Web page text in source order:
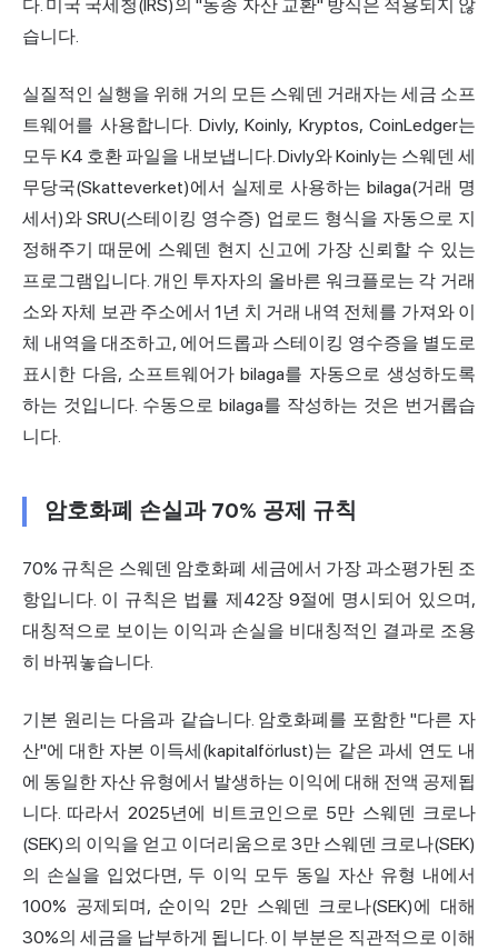
다. 미국 국세청(IRS)의 "동종 자산 교환" 방식은 적용되지 않
습니다.
실질적인 실행을 위해 거의 모든 스웨덴 거래자는 세금 소프
트웨어를 사용합니다. Divly, Koinly, Kryptos, CoinLedger는
모두 K4 호환 파일을 내보냅니다. Divly와 Koinly는 스웨덴 세
무당국(Skatteverket)에서 실제로 사용하는 bilaga(거래 명
세서)와 SRU(스테이킹 영수증) 업로드 형식을 자동으로 지
정해주기 때문에 스웨덴 현지 신고에 가장 신뢰할 수 있는
프로그램입니다. 개인 투자자의 올바른 워크플로는 각 거래
소와 자체 보관 주소에서 1년 치 거래 내역 전체를 가져와 이
체 내역을 대조하고, 에어드롭과 스테이킹 영수증을 별도로
표시한 다음, 소프트웨어가 bilaga를 자동으로 생성하도록
하는 것입니다. 수동으로 bilaga를 작성하는 것은 번거롭습
니다.
암호화폐 손실과 70% 공제 규칙
70% 규칙은 스웨덴 암호화폐 세금에서 가장 과소평가된 조
항입니다. 이 규칙은 법률 제42장 9절에 명시되어 있으며,
대칭적으로 보이는 이익과 손실을 비대칭적인 결과로 조용
히 바꿔놓습니다.
기본 원리는 다음과 같습니다. 암호화폐를 포함한 "다른 자
산"에 대한 자본 이득세(kapitalförlust)는 같은 과세 연도 내
에 동일한 자산 유형에서 발생하는 이익에 대해 전액 공제됩
니다. 따라서 2025년에 비트코인으로 5만 스웨덴 크로나
(SEK)의 이익을 얻고 이더리움으로 3만 스웨덴 크로나(SEK)
의 손실을 입었다면, 두 이익 모두 동일 자산 유형 내에서
100% 공제되며, 순이익 2만 스웨덴 크로나(SEK)에 대해
30%의 세금을 납부하게 됩니다. 이 부분은 직관적으로 이해